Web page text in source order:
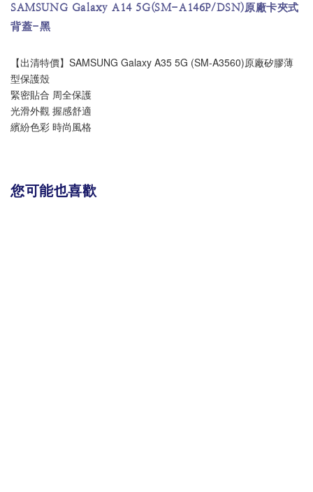
SAMSUNG Galaxy A14 5G(SM-A146P/DSN)原廠卡夾式
背蓋-黑
【出清特價】SAMSUNG Galaxy A35 5G (SM-A3560)原廠矽膠薄
型保護殼
緊密貼合 周全保護
光滑外觀 握感舒適
繽紛色彩 時尚風格
您可能也喜歡